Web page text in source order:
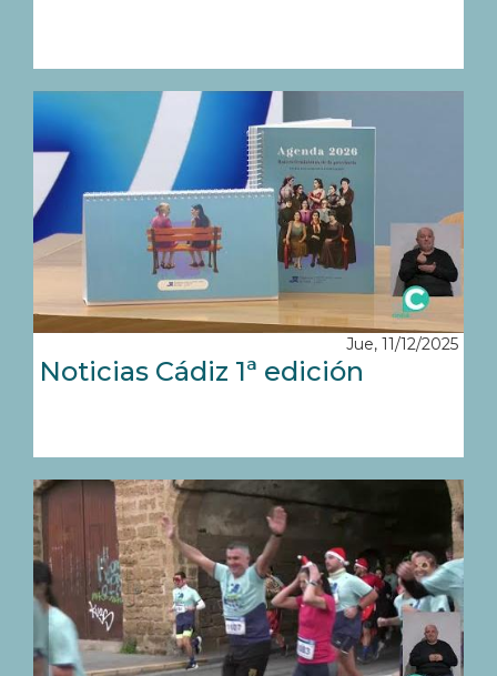
Jue, 11/12/2025
Noticias Cádiz 1ª edición